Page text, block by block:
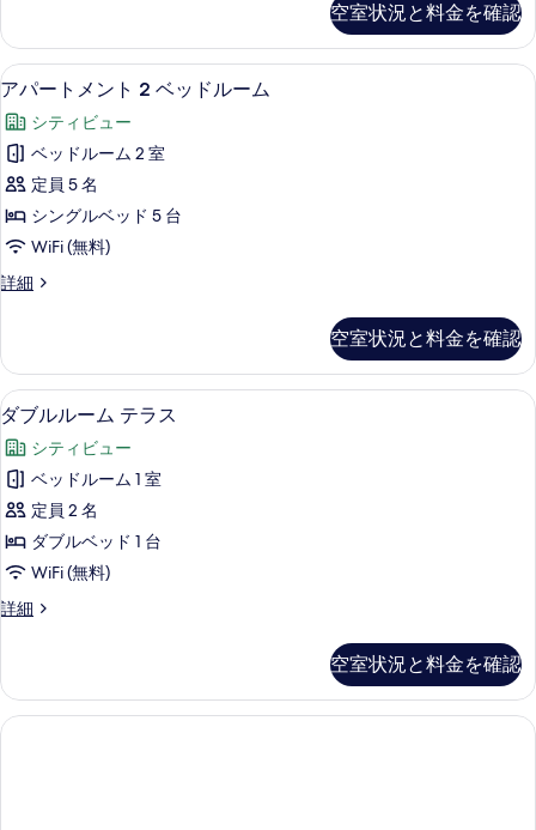
る
表
示
す
る
の
す
べ
て
の
写
真
を
表
る
バ
ル
コ
ー
の
詳
細
空室状況と料金を確認
ア
パ
ー
ト
メ
ン
2
ッ
ド
ル
ー
ム
の
す
べ
て
真
を
アパートメント 2 ベッドルーム |
1
アパートメント 2 ベッドルーム
シティビュー
ベッドルーム 2 室
定員 5 名
シングルベッド 5 台
WiFi (無料)
詳細
ア
メ
ン
ト
2
ベ
ッ
ド
ル
ー
ム
の
詳
空室状況と料金を確認
ダ
ブ
ル
ル
ー
ム
ラ
の
す
2
ダブルルーム テラス
シティビュー
ベッドルーム 1 室
定員 2 名
ダブルベッド 1 台
WiFi (無料)
詳細
ダ
ー
ム
テ
空室状況と料金を確認